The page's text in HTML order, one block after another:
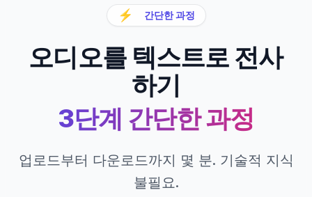
⚡ 간단한 과정
오디오를 텍스트로 전사
하기
3단계 간단한 과정
업로드부터 다운로드까지 몇 분. 기술적 지식
불필요.